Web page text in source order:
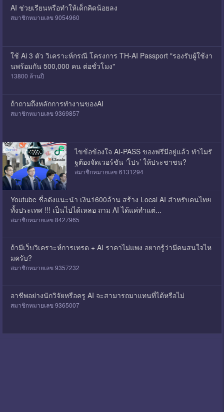
AI ช่วยเรียนหรือทำให้เด็กคิดน้อยลง
สมาชิกหมายเลข 9054960
ใช้ Ai 3 ตัว วิเคราะห์กรณี โครงการ TH-AI Passport "รองรับผู้ใช้งา
นพร้อมกัน 500,000 คน ต่อชั่วโมง"
13800 ล้านปี
ถ้าถามถึงหลักการทำงานของAI
สมาชิกหมายเลข 9369857
ไขข้อข้องใจ AI-PASS ของฟรีมีอยู่แล้ว ทำไมรั
ฐต้องจัดเวอร์ชัน ‘โปร’ ให้ประชาชน?
สมาชิกหมายเลข 6131294
Youtube ชื่อดังแนะนำ เงิน1600ล้าน สร้าง Local AI สำหรับคนไทย
ทั้งประเทศ !!! เป็นไปได้เหลอ ถาม AI ได้แค่ทำแต่...
สมาชิกหมายเลข 8427965
ถ้ามีเว็บวิเคราะห์การเทรด + AI ราคาไม่แพง อยากรู้ว่ามีคนสนใจไห
มครับ?
สมาชิกหมายเลข 9357232
อาชีพอย่างนักวิจัยหรือครู AI จะสามารถมาแทนที่ได้หรือไม่
สมาชิกหมายเลข 9365007